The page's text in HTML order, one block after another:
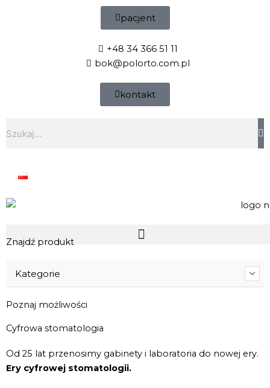
pacjent
+48 34 366 51 11
bok@polorto.com.pl
kontakt
Znajdź produkt
Kategorie
Poznaj możliwości
Cyfrowa stomatologia
Od 25 lat przenosimy gabinety i laboratoria do nowej ery.
Ery cyfrowej stomatologii.